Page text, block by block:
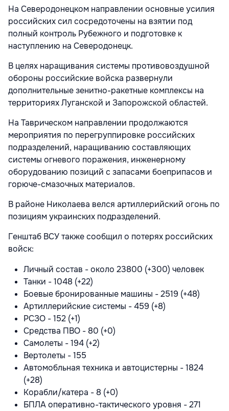
На Северодонецком направлении основные усилия
российских сил сосредоточены на взятии под
полный контроль Рубежного и подготовке к
наступлению на Северодонецк.
В целях наращивания системы противовоздушной
обороны российские войска развернули
дополнительные зенитно-ракетные комплексы на
территориях Луганской и Запорожской областей.
На Таврическом направлении продолжаются
мероприятия по перегруппировке российских
подразделений, наращиванию составляющих
системы огневого поражения, инженерному
оборудованию позиций с запасами боеприпасов и
горюче-смазочных материалов.
В районе Николаева велся артиллерийский огонь по
позициям украинских подразделений.
Генштаб ВСУ также сообщил о потерях российских
войск:
Личный состав - около 23800 (+300) человек
Танки - 1048 (+22)
Боевые бронированные машины - 2519 (+48)
Артиллерийские системы - 459 (+8)
РСЗО - 152 (+1)
Средства ПВО - 80 (+0)
Самолеты - 194 (+2)
Вертолеты - 155
Автомобльная техника и автоцистерны - 1824
(+28)
Корабли/катера - 8 (+0)
БПЛА оперативно-тактического уровня - 271